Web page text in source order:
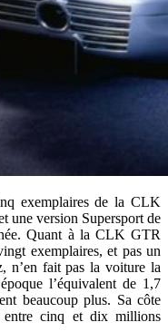
exemplaires de la CLK
une version Supersport de
Quant à la CLK GTR
exemplaires, et pas un
n’en fait pas la voiture la
l’équivalent de 1,7
beaucoup plus. Sa côte
entre cinq et dix millions